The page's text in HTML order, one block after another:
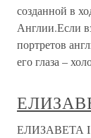
созданной в
Англии.Если
портретов
его глаза –
ЕЛИЗАВЕТА I